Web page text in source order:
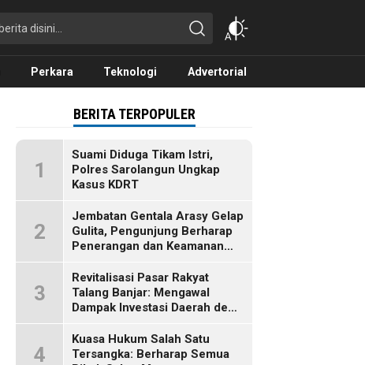
Perkara Teknologi Advertorial
BERITA TERPOPULER
1
Suami Diduga Tikam Istri,
Polres Sarolangun Ungkap
Kasus KDRT
2
Jembatan Gentala Arasy Gelap
Gulita, Pengunjung Berharap
Penerangan dan Keamanan
3
Revitalisasi Pasar Rakyat
Talang Banjar: Mengawal
Dampak Investasi Daerah demi
4
Kuasa Hukum Salah Satu
Tersangka: Berharap Semua